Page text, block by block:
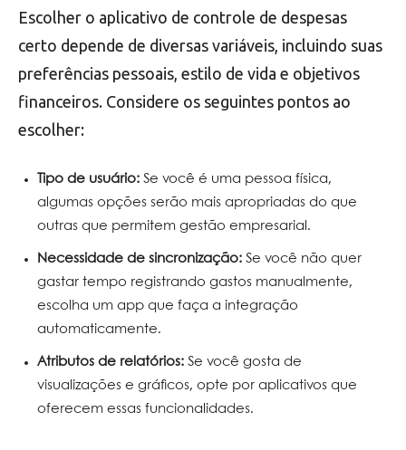
Escolher o aplicativo de controle de despesas
certo depende de diversas variáveis, incluindo suas
preferências pessoais, estilo de vida e objetivos
financeiros. Considere os seguintes pontos ao
escolher:
Tipo de usuário: Se você é uma pessoa física,
algumas opções serão mais apropriadas do que
outras que permitem gestão empresarial.
Necessidade de sincronização: Se você não quer
gastar tempo registrando gastos manualmente,
escolha um app que faça a integração
automaticamente.
Atributos de relatórios: Se você gosta de
visualizações e gráficos, opte por aplicativos que
oferecem essas funcionalidades.